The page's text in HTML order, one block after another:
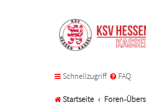
Schnellzugriff FAQ
Startseite Foren-